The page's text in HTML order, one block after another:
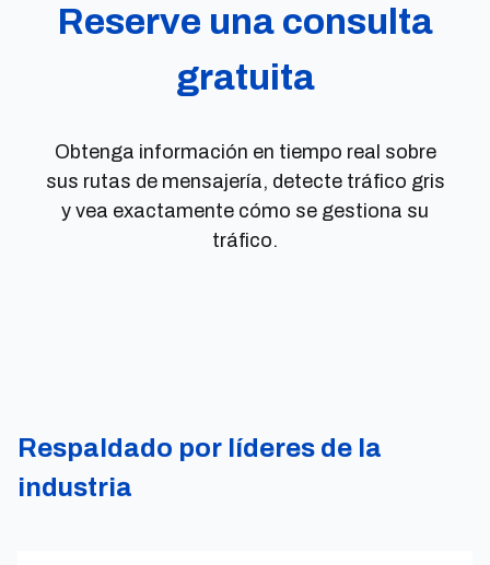
Reserve una consulta
gratuita
Obtenga información en tiempo real sobre
sus rutas de mensajería, detecte tráfico gris
y vea exactamente cómo se gestiona su
tráfico.
Respaldado por líderes de la
industria